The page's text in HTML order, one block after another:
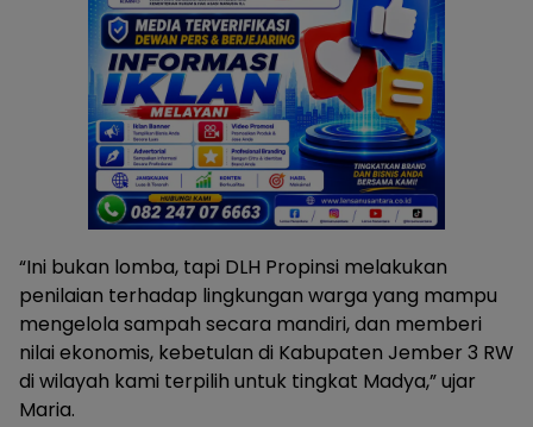
“Ini bukan lomba, tapi DLH Propinsi melakukan
penilaian terhadap lingkungan warga yang mampu
mengelola sampah secara mandiri, dan memberi
nilai ekonomis, kebetulan di Kabupaten Jember 3 RW
di wilayah kami terpilih untuk tingkat Madya,” ujar
Maria.